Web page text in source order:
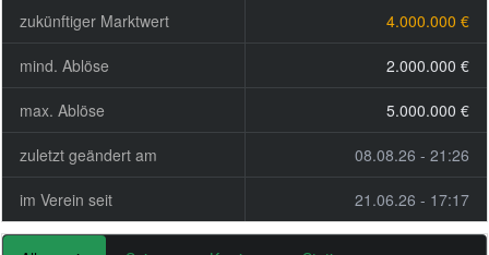
zukünftiger Marktwert 4.000.000 €
mind. Ablöse 2.000.000 €
max. Ablöse 5.000.000 €
zuletzt geändert am 08.08.26 - 21:26
im Verein seit 21.06.26 - 17:17